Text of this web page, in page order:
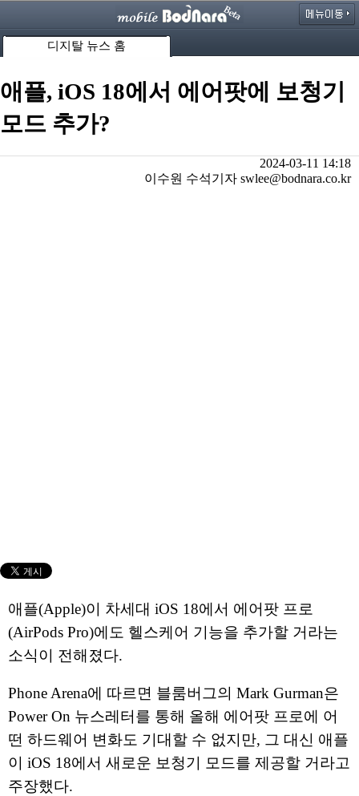
디지탈 뉴스 홈
애플, iOS 18에서 에어팟에 보청기
모드 추가?
2024-03-11 14:18
이수원 수석기자 swlee@bodnara.co.kr
애플(Apple)이 차세대 iOS 18에서 에어팟 프로
(AirPods Pro)에도 헬스케어 기능을 추가할 거라는
소식이 전해졌다.
Phone Arena에 따르면 블룸버그의 Mark Gurman은
Power On 뉴스레터를 통해 올해 에어팟 프로에 어
떤 하드웨어 변화도 기대할 수 없지만, 그 대신 애플
이 iOS 18에서 새로운 보청기 모드를 제공할 거라고
주장했다.